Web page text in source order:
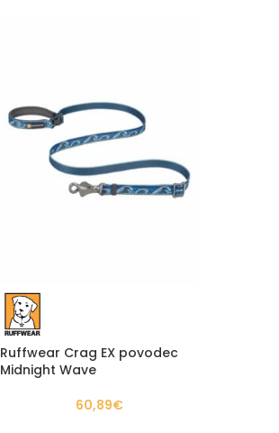
Ruffwear Crag EX povodec
Midnight Wave
60,89€